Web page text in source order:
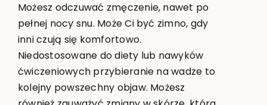
Możesz odczuwać zmęczenie, nawet po
pełnej nocy snu. Może Ci być zimno, gdy
inni czują się komfortowo.
Niedostosowane do diety lub nawyków
ćwiczeniowych przybieranie na wadze to
kolejny powszechny objaw. Możesz